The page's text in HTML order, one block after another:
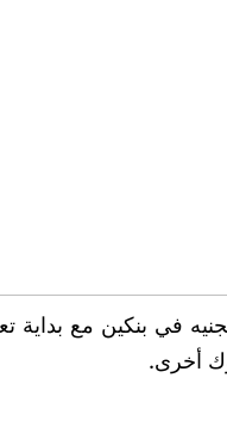
في بنكين مع بداية